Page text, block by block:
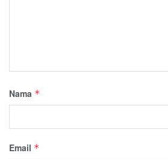
Nama *
Email *